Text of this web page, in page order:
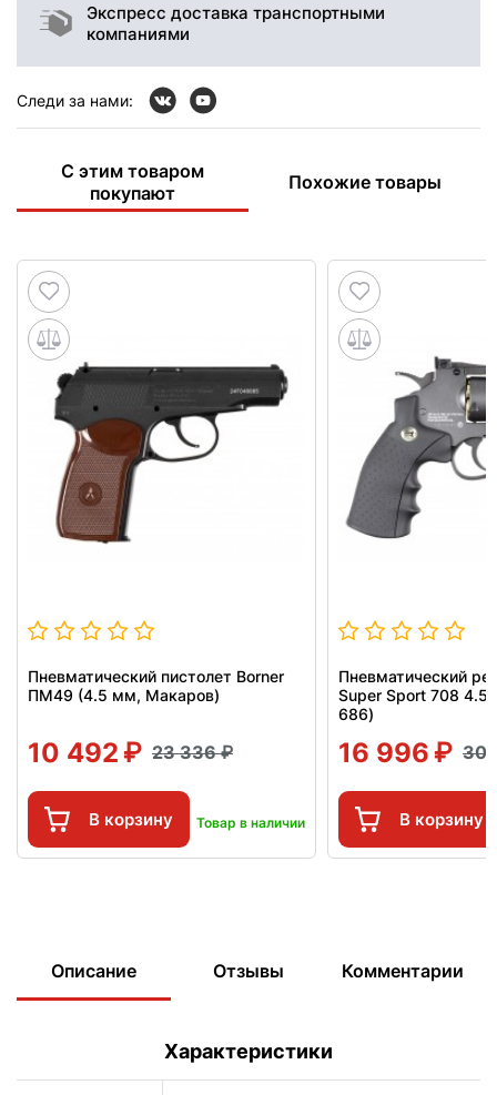
Экспресс доставка транспортными
компаниями
Следи за нами:
С этим товаром
покупают
Похожие товары
Пневматический пистолет Borner
ПМ49 (4.5 мм, Макаров)
10 492 23 336
В корзину Товар в наличии
Пневматический
Super Sport 708 4.5
686)
16 996 30
В корзину
Описание Отзывы Комментарии
Характеристики